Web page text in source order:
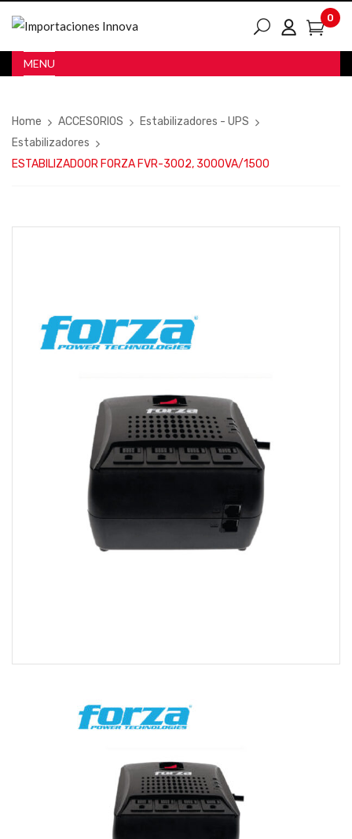
0
MENU
Home ACCESORIOS
Estabilizadores - UPS
Estabilizadores
ESTABILIZADOOR FORZA FVR-3002, 3000VA/1500